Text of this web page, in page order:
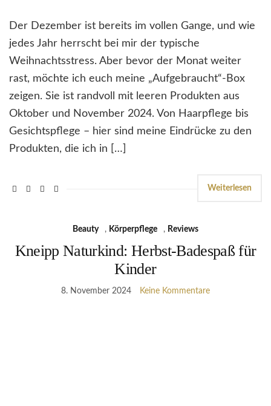
Der Dezember ist bereits im vollen Gange, und wie
jedes Jahr herrscht bei mir der typische
Weihnachtsstress. Aber bevor der Monat weiter
rast, möchte ich euch meine „Aufgebraucht“-Box
zeigen. Sie ist randvoll mit leeren Produkten aus
Oktober und November 2024. Von Haarpflege bis
Gesichtspflege – hier sind meine Eindrücke zu den
Produkten, die ich in […]
Weiterlesen
Beauty , Körperpflege , Reviews
Kneipp Naturkind: Herbst-Badespaß für
Kinder
8. November 2024 Keine Kommentare